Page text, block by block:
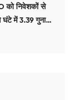
को निवेशकों से
घंटे में 3.39 गुना